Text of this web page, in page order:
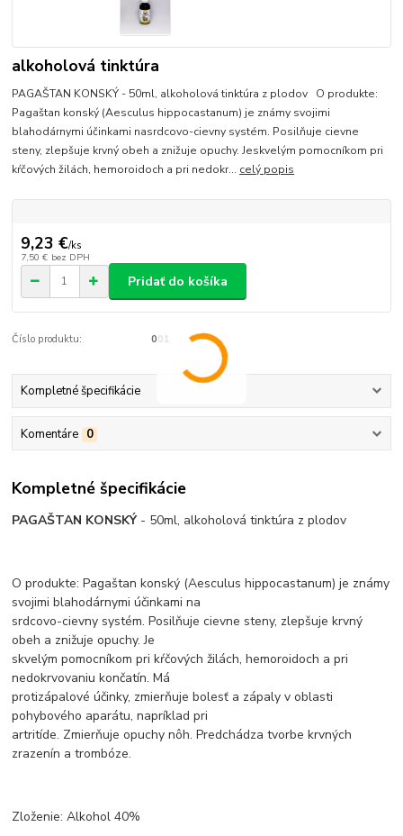
alkoholová tinktúra
PAGAŠTAN KONSKÝ - 50ml, alkoholová tinktúra z plodov O produkte:
Pagaštan konský (Aesculus hippocastanum) je známy svojimi
blahodárnymi účinkami nasrdcovo-cievny systém. Posilňuje cievne
steny, zlepšuje krvný obeh a znižuje opuchy. Jeskvelým pomocníkom pri
kŕčových žilách, hemoroidoch a pri nedokr... celý popis
9,23 €/ks
7,50 € bez DPH
Pridať do košíka
Číslo produktu: 001
Kompletné špecifikácie
Komentáre 0
Kompletné špecifikácie
PAGAŠTAN KONSKÝ- 50ml, alkoholová tinktúra z plodov
O produkte: Pagaštan konský (Aesculus hippocastanum) je známy
svojimi blahodárnymi účinkami na
srdcovo-cievny systém. Posilňuje cievne steny, zlepšuje krvný
obeh a znižuje opuchy. Je
skvelým pomocníkom pri kŕčových žilách, hemoroidoch a pri
nedokrvovaniu končatín. Má
protizápalové účinky, zmierňuje bolesť a zápaly v oblasti
pohybového aparátu, napríklad pri
artritíde. Zmierňuje opuchy nôh. Predchádza tvorbe krvných
zrazenín a trombóze.
Zloženie: Alkohol 40%